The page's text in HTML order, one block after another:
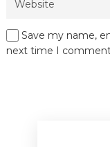
Save my name,
next time I